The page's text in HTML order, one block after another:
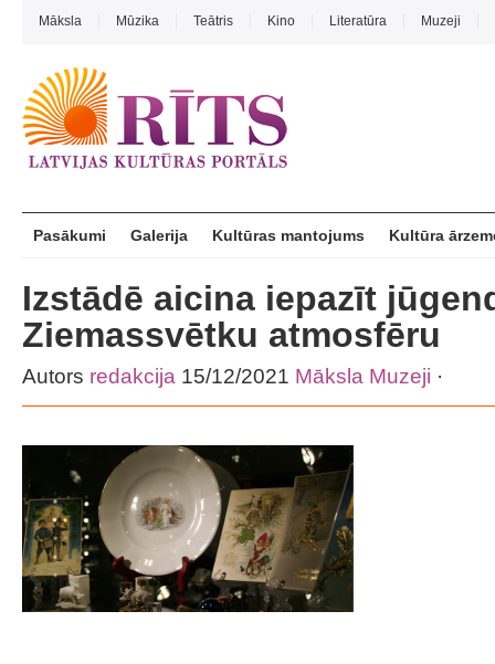
Māksla Mūzika Teātris Kino Literatūra Muzeji
Pasākumi Galerija Kultūras mantojums Kultūra
Izstādē aicina iepazīt
Ziemassvētku atmosfēru
Autors redakcija 15/12/2021 Māksla Muzeji ·